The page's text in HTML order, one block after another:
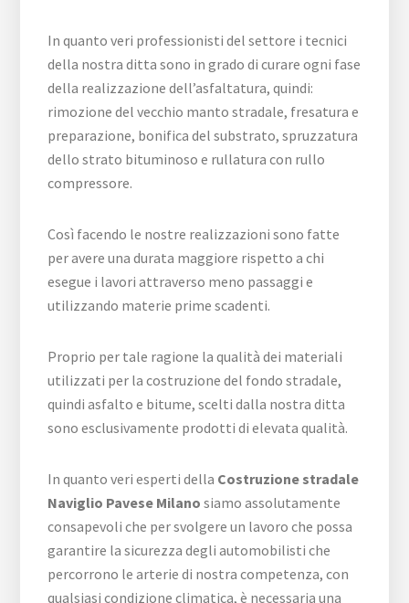
In quanto veri professionisti del settore i tecnici
della nostra ditta sono in grado di curare ogni fase
della realizzazione dell’asfaltatura, quindi:
rimozione del vecchio manto stradale, fresatura e
preparazione, bonifica del substrato, spruzzatura
dello strato bituminoso e rullatura con rullo
compressore.
Così facendo le nostre realizzazioni sono fatte
per avere una durata maggiore rispetto a chi
esegue i lavori attraverso meno passaggi e
utilizzando materie prime scadenti.
Proprio per tale ragione la qualità dei materiali
utilizzati per la costruzione del fondo stradale,
quindi asfalto e bitume, scelti dalla nostra ditta
sono esclusivamente prodotti di elevata qualità.
In quanto veri esperti della Costruzione stradale
Naviglio Pavese Milano siamo assolutamente
consapevoli che per svolgere un lavoro che possa
garantire la sicurezza degli automobilisti che
percorrono le arterie di nostra competenza, con
qualsiasi condizione climatica, è necessaria una